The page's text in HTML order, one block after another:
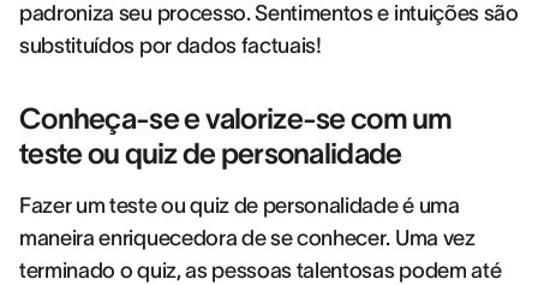
padroniza seu processo. Sentimentos e intuições são
substituídos por dados factuais!
Conheça-se e valorize-se com um
teste ou quiz de personalidade
Fazer um teste ou quiz de personalidade é uma
maneira enriquecedora de se conhecer. Uma vez
terminado o quiz, as pessoas talentosas podem até